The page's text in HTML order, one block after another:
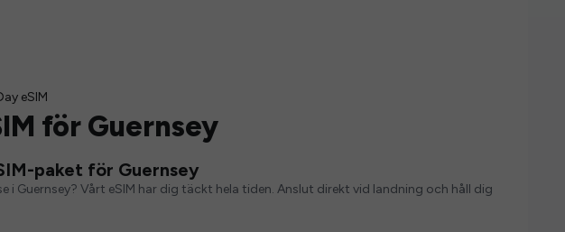
eSIM
för Guernsey
paket för Guernsey
i Guernsey? Vårt eSIM har dig täckt hela tiden. Anslut direkt vid landning och håll dig